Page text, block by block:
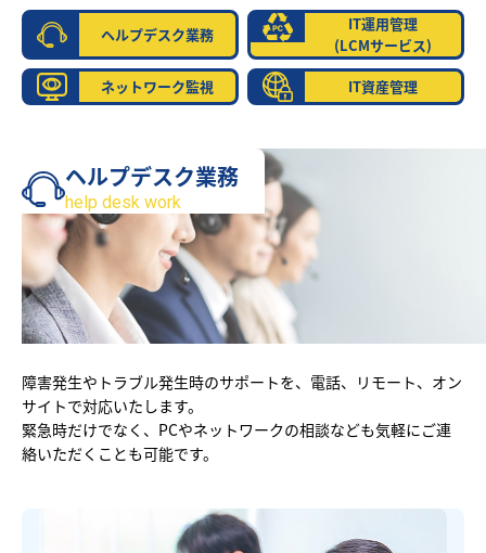
ヘルプデスク業務
IT運用管理
(LCMサービス)
ネットワーク監視
IT資産管理
ヘルプデスク業務
help desk work
障害発生やトラブル発生時のサポートを、電話、リモート、オン
サイトで対応いたします。
緊急時だけでなく、PCやネットワークの相談なども気軽にご連
絡いただくことも可能です。